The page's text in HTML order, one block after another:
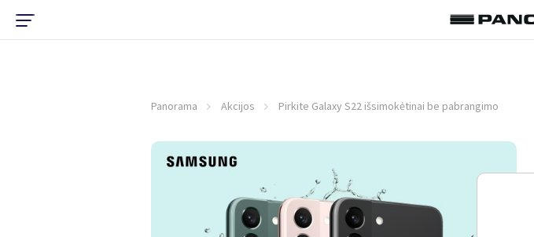
Panorama Akcijos Pirkite Galaxy S22 išsimokėtinai be pabrangimo